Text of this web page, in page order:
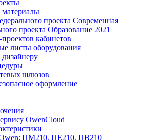
материалы
проекта Современная
проекта Образование 2021
кабинетов
листы оборудования
дизайнеру
шлюзов
оформление
OwenCloud
ПМ210, ПЕ210, ПВ210